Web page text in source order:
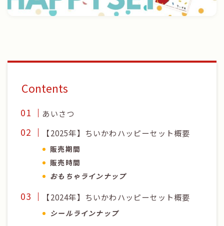
Contents
あいさつ
【2025年】ちいかわハッピーセット概要
販売期間
販売時間
おもちゃラインナップ
【2024年】ちいかわハッピーセット概要
シールラインナップ